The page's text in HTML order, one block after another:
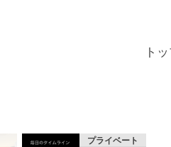
ト
プライベート